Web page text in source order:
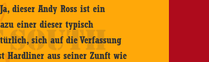
dieser Andy Ross ist ein
einer dieser typisch
sich auf die Verfassung
Hardliner aus seiner Zunft wie